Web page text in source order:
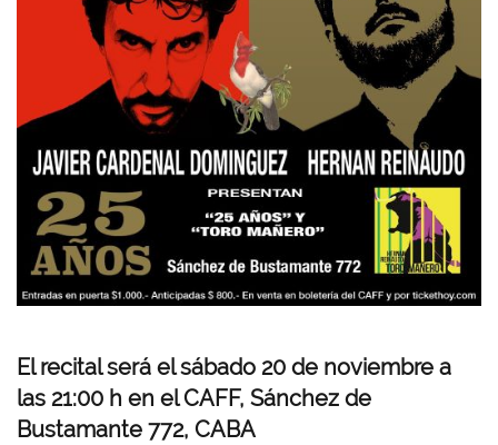
El recital será el sábado 20 de noviembre a
las 21:00 h en elCAFF, Sánchez de
Bustamante 772, CABA